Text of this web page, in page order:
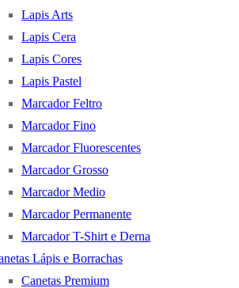
Lapis Arts
Lapis Cera
Lapis Cores
Lapis Pastel
Marcador Feltro
Marcador Fino
Marcador Fluorescentes
Marcador Grosso
Marcador Medio
Marcador Permanente
Marcador T-Shirt e Derna
Lápis e Borrachas
Canetas Premium